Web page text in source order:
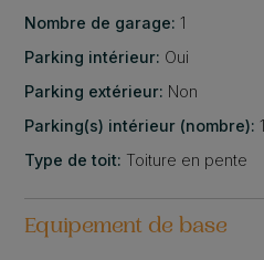
Nombre de garage: 1
Parking intérieur: Oui
Parking extérieur: Non
Parking(s) intérieur (nombre): 1
Type de toit: Toiture en pente
Equipement de base